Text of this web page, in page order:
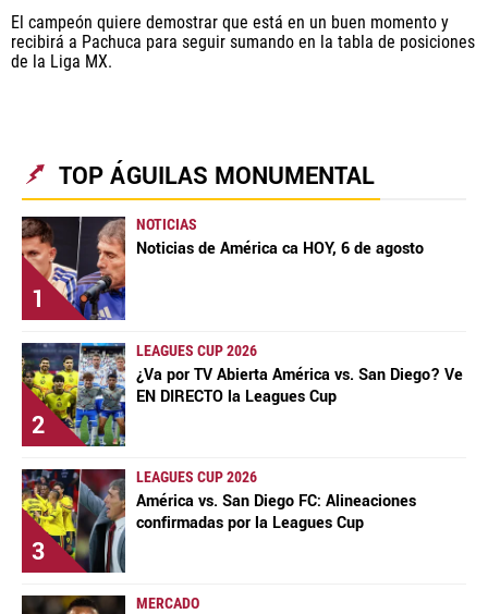
una compañía perteneciente a Better Collective.
Todos los derechos reservados.
El campeón quiere demostrar que está en un buen momento y
recibirá a Pachuca para seguir sumando en la tabla de posiciones
de la Liga MX.
TOP ÁGUILAS MONUMENTAL
1
NOTICIAS
Noticias de América ca HOY, 6 de agosto
2
LEAGUES CUP 2026
¿Va por TV Abierta América vs. San Diego? Ve
EN DIRECTO la Leagues Cup
3
LEAGUES CUP 2026
América vs. San Diego FC: Alineaciones
confirmadas por la Leagues Cup
MERCADO